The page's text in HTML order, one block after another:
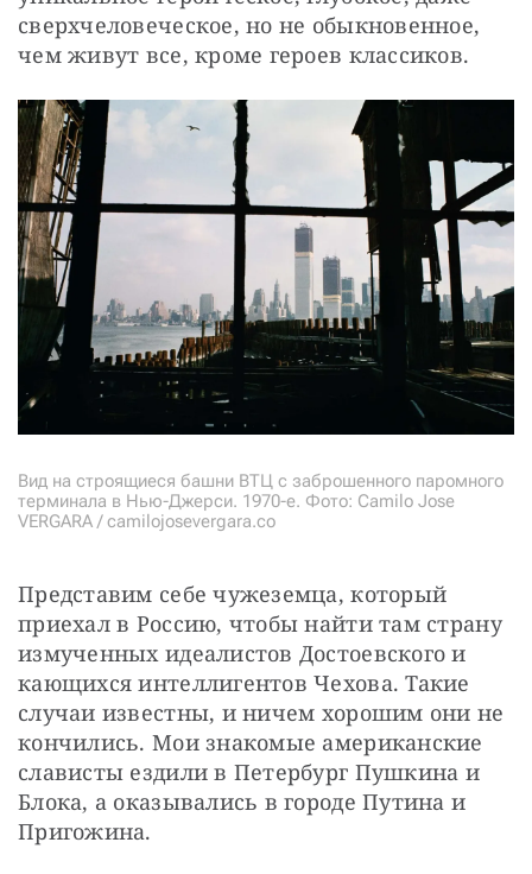
сверхчеловеческое, но не обыкновенное,
чем живут все, кроме героев классиков.
Вид на строящиеся башни ВТЦ с заброшенного паромного
терминала в Нью-Джерси. 1970-е. Фото: Camilo Jose
VERGARA / camilojosevergara.co
Представим себе чужеземца, который
приехал в Россию, чтобы найти там страну
измученных идеалистов Достоевского и
кающихся интеллигентов Чехова. Такие
случаи известны, и ничем хорошим они не
кончились. Мои знакомые американские
слависты ездили в Петербург Пушкина и
Блока, а оказывались в городе Путина и
Пригожина.